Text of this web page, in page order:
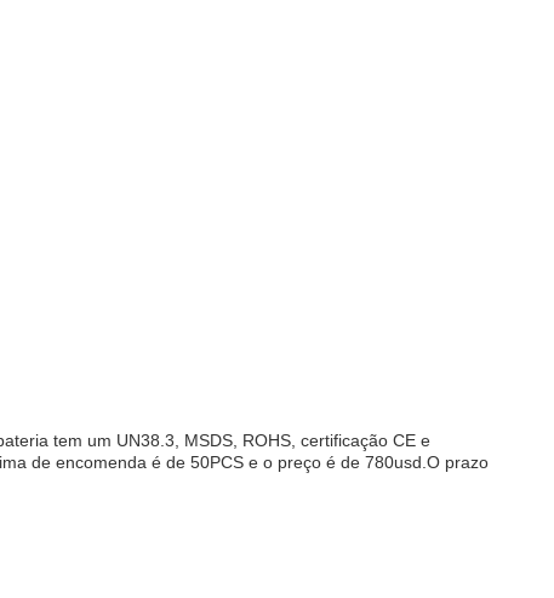
tem um UN38.3, MSDS, ROHS, certificação CE e
de encomenda é de 50PCS e o preço é de 780usd.O prazo